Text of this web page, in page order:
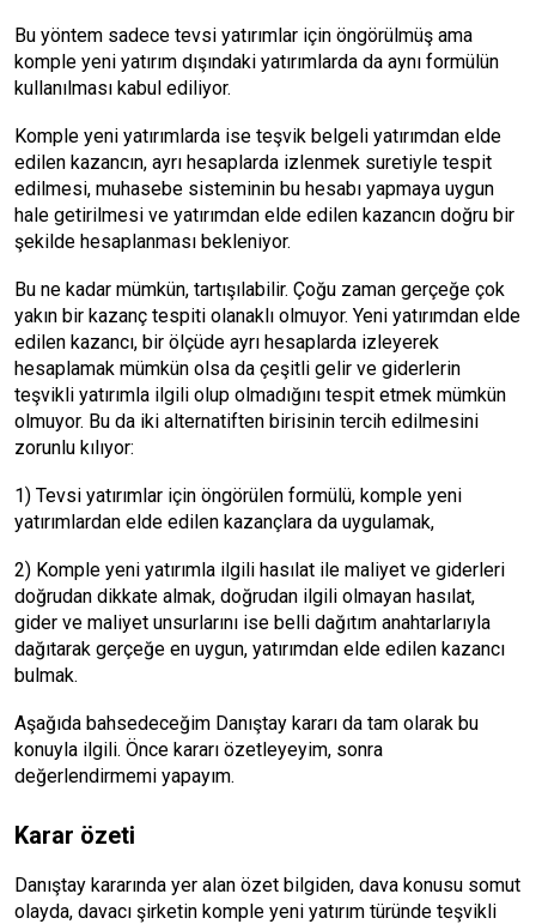
Bu yöntem sadece tevsi yatırımlar için öngörülmüş ama
komple yeni yatırım dışındaki yatırımlarda da aynı formülün
kullanılması kabul ediliyor.
Komple yeni yatırımlarda ise teşvik belgeli yatırımdan elde
edilen kazancın, ayrı hesaplarda izlenmek suretiyle tespit
edilmesi, muhasebe sisteminin bu hesabı yapmaya uygun
hale getirilmesi ve yatırımdan elde edilen kazancın doğru bir
şekilde hesaplanması bekleniyor.
Bu ne kadar mümkün, tartışılabilir. Çoğu zaman gerçeğe çok
yakın bir kazanç tespiti olanaklı olmuyor. Yeni yatırımdan elde
edilen kazancı, bir ölçüde ayrı hesaplarda izleyerek
hesaplamak mümkün olsa da çeşitli gelir ve giderlerin
teşvikli yatırımla ilgili olup olmadığını tespit etmek mümkün
olmuyor. Bu da iki alternatiften birisinin tercih edilmesini
zorunlu kılıyor:
1) Tevsi yatırımlar için öngörülen formülü, komple yeni
yatırımlardan elde edilen kazançlara da uygulamak,
2) Komple yeni yatırımla ilgili hasılat ile maliyet ve giderleri
doğrudan dikkate almak, doğrudan ilgili olmayan hasılat,
gider ve maliyet unsurlarını ise belli dağıtım anahtarlarıyla
dağıtarak gerçeğe en uygun, yatırımdan elde edilen kazancı
bulmak.
Aşağıda bahsedeceğim Danıştay kararı da tam olarak bu
konuyla ilgili. Önce kararı özetleyeyim, sonra
değerlendirmemi yapayım.
Karar özeti
Danıştay kararında yer alan özet bilgiden, dava konusu somut
olayda, davacı şirketin komple yeni yatırım türünde teşvikli